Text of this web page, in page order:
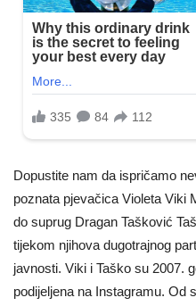
Dopustite nam da ispričamo
poznata pjevačica Violeta Viki
do suprug Dragan Tašković
tijekom njihova dugotrajnog
javnosti. Viki i Taško su 2007.
podijeljena na Instagramu. Od